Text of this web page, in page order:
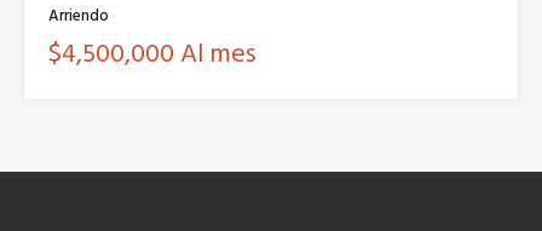
Arriendo
$4,500,000 Al mes